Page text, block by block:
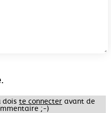
dois te connecter avant de
;-)